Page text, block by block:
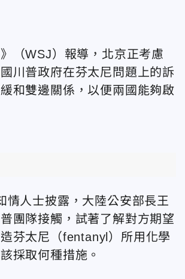
》（WSJ）報導，北京正考慮
川普政府在芬太尼問題上的訴
和雙邊關係，以便兩國能夠啟
情人士披露，大陸公安部長王
團隊接觸，試著了解對方期望
芬太尼（fentanyl）所用化學
採取何種措施。